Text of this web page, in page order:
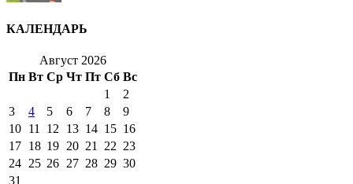
КАЛЕНДАРЬ
Август 2026
Пн Вт Ср Чт Пт Сб Вс
1
2
3
4 5 6 7 8
9
10 11 12 13 14 15 16
17 18 19 20 21 22 23
24 25 26 27 28 29 30
31